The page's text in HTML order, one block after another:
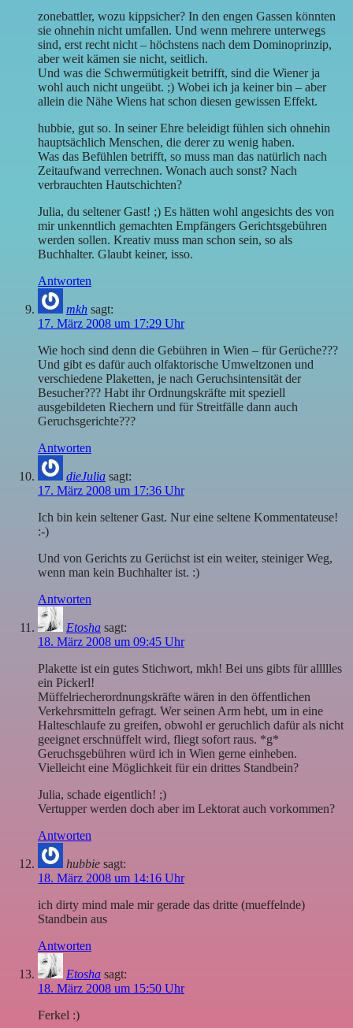
zonebattler, wozu kippsicher? In den engen Gassen könnten
sie ohnehin nicht umfallen. Und wenn mehrere unterwegs
sind, erst recht nicht – höchstens nach dem Dominoprinzip,
aber weit kämen sie nicht, seitlich.
Und was die Schwermütigkeit betrifft, sind die Wiener ja
wohl auch nicht ungeübt. ;) Wobei ich ja keiner bin – aber
allein die Nähe Wiens hat schon diesen gewissen Effekt.
hubbie, gut so. In seiner Ehre beleidigt fühlen sich ohnehin
hauptsächlich Menschen, die derer zu wenig haben.
Was das Befühlen betrifft, so muss man das natürlich nach
Zeitaufwand verrechnen. Wonach auch sonst? Nach
verbrauchten Hautschichten?
Julia, du seltener Gast! ;) Es hätten wohl angesichts des von
mir unkenntlich gemachten Empfängers Gerichtsgebühren
werden sollen. Kreativ muss man schon sein, so als
Buchhalter. Glaubt keiner, isso.
Antworten
mkh sagt:
17. März 2008 um 17:29 Uhr
Wie hoch sind denn die Gebühren in Wien – für Gerüche???
Und gibt es dafür auch olfaktorische Umweltzonen und
verschiedene Plaketten, je nach Geruchsintensität der
Besucher??? Habt ihr Ordnungskräfte mit speziell
ausgebildeten Riechern und für Streitfälle dann auch
Geruchsgerichte???
Antworten
dieJulia sagt:
17. März 2008 um 17:36 Uhr
Ich bin kein seltener Gast. Nur eine seltene Kommentateuse!
:-)
Und von Gerichts zu Gerüchst ist ein weiter, steiniger Weg,
wenn man kein Buchhalter ist. :)
Antworten
Etosha sagt:
18. März 2008 um 09:45 Uhr
Plakette ist ein gutes Stichwort, mkh! Bei uns gibts für allllles
ein Pickerl!
Müffelriecherordnungskräfte wären in den öffentlichen
Verkehrsmitteln gefragt. Wer seinen Arm hebt, um in eine
Halteschlaufe zu greifen, obwohl er geruchlich dafür als nicht
geeignet erschnüffelt wird, fliegt sofort raus. *g*
Geruchsgebühren würd ich in Wien gerne einheben.
Vielleicht eine Möglichkeit für ein drittes Standbein?
Julia, schade eigentlich! ;)
Vertupper werden doch aber im Lektorat auch vorkommen?
Antworten
hubbie sagt:
18. März 2008 um 14:16 Uhr
ich dirty mind male mir gerade das dritte (mueffelnde)
Standbein aus
Antworten
Etosha sagt:
18. März 2008 um 15:50 Uhr
Ferkel :)